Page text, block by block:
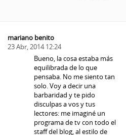
mariano benito
23 Abr, 2014 12:24
Bueno, la cosa estaba más
equilibrada de lo que
pensaba. No me siento tan
solo. Voy a decir una
barbaridad y te pido
disculpas a vos y tus
lectores: me imaginé un
programa de tv con todo el
staff del blog, al estilo de